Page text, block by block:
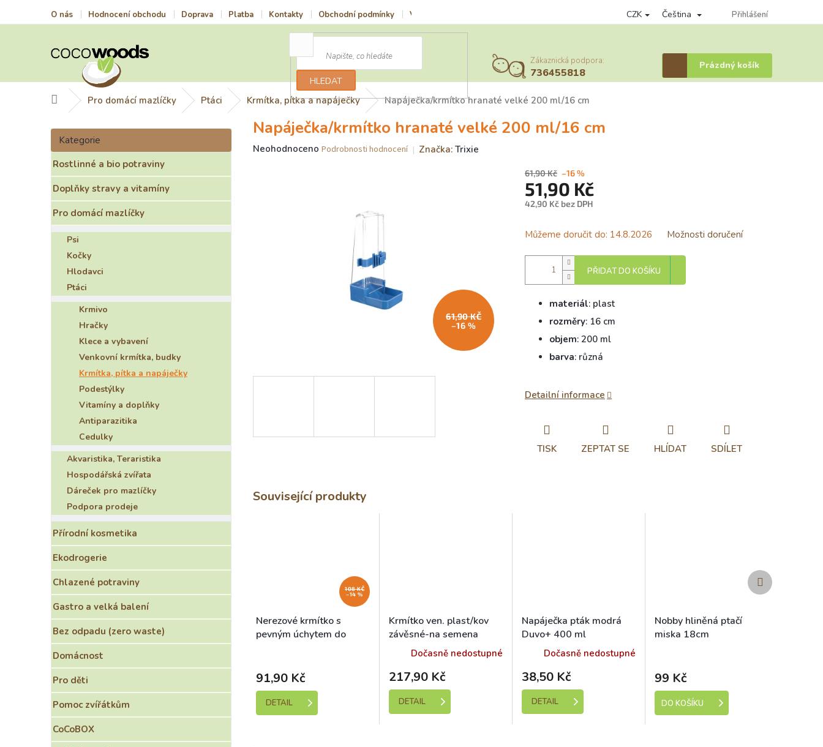
O nás Hodnocení obchodu Doprava Platba Kontakty Obchodní podmínky Vrácení zboží a reklamace Podmínky ochrany osobních údajů Věrnostní program Provizní systém
CZK Čeština Přihlášení
HLEDAT
Zákaznická podpora:
736455818
Nákupní
košík
Prázdný košík
Domů Pro domácí mazlíčky Ptáci Krmítka, pítka a napáječky Napáječka/krmítko hranaté velké 200 ml/16 cm
P
s
t
r
a
n
n
í
l
Přeskočit
kategorie
Kategorie
Rostlinné a bio potraviny
Doplňky stravy a vitamíny
Pro domácí mazlíčky
Psi
Kočky
Hlodavci
Ptáci
Krmivo
Hračky
Klece a vybavení
Venkovní krmítka, budky
Krmítka, pítka a napáječky
Podestýlky
Vitamíny a doplňky
Antiparazitika
Cedulky
Akvaristika, Teraristika
Hospodářská zvířata
Dáreček pro mazlíčky
Podpora prodeje
Přírodní kosmetika
Ekodrogerie
Chlazené potraviny
Gastro a velká balení
Bez odpadu (zero waste)
Domácnost
Pro děti
Pomoc zvířátkům
CoCoBOX
Napáječka/krmítko hranaté velké 200 ml/16 cm
Průměrné
Neohodnoceno Podrobnosti hodnocení Značka: Trixie
61,90 KČ
–16 %
61,90 Kč –16 %
51,90 Kč
42,90 Kč bez DPH
cena:
Můžeme doručit do: 14.8.2026 Možnosti doručení
PŘIDAT DO KOŠÍKU
materiál: plast
rozměry: 16 cm
objem: 200 ml
barva: různá
Detailní informace
TISK ZEPTAT SE HLÍDAT SDÍLET
Související produkty
108 KČ
–14 %
Nerezové krmítko s
pevným úchytem do
91,90 Kč
DETAIL
Krmítko ven. plast/kov
závěsné-na semena
Rosewood large
Dočasně nedostupné
217,90 Kč
DETAIL
Napáječka pták modrá
Duvo+ 400 ml
Dočasně nedostupné
38,50 Kč
DETAIL
Nobby hliněná ptačí
miska 18cm
99 Kč
DO KOŠÍKU
Další
produkt